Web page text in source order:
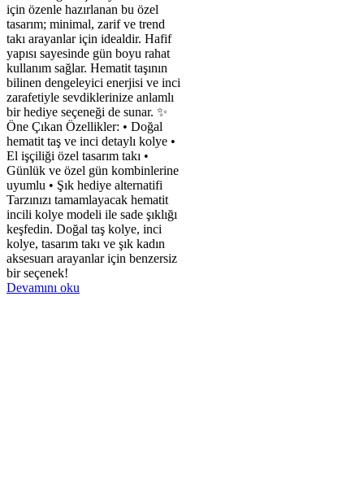
için özenle hazırlanan bu özel
tasarım; minimal, zarif ve trend
takı arayanlar için idealdir. Hafif
yapısı sayesinde gün boyu rahat
kullanım sağlar. Hematit taşının
bilinen dengeleyici enerjisi ve inci
zarafetiyle sevdiklerinize anlamlı
bir hediye seçeneği de sunar. ✨
Öne Çıkan Özellikler: • Doğal
hematit taş ve inci detaylı kolye •
El işçiliği özel tasarım takı •
Günlük ve özel gün kombinlerine
uyumlu • Şık hediye alternatifi
Tarzınızı tamamlayacak hematit
incili kolye modeli ile sade şıklığı
keşfedin. Doğal taş kolye, inci
kolye, tasarım takı ve şık kadın
aksesuarı arayanlar için benzersiz
bir seçenek!
Devamını oku